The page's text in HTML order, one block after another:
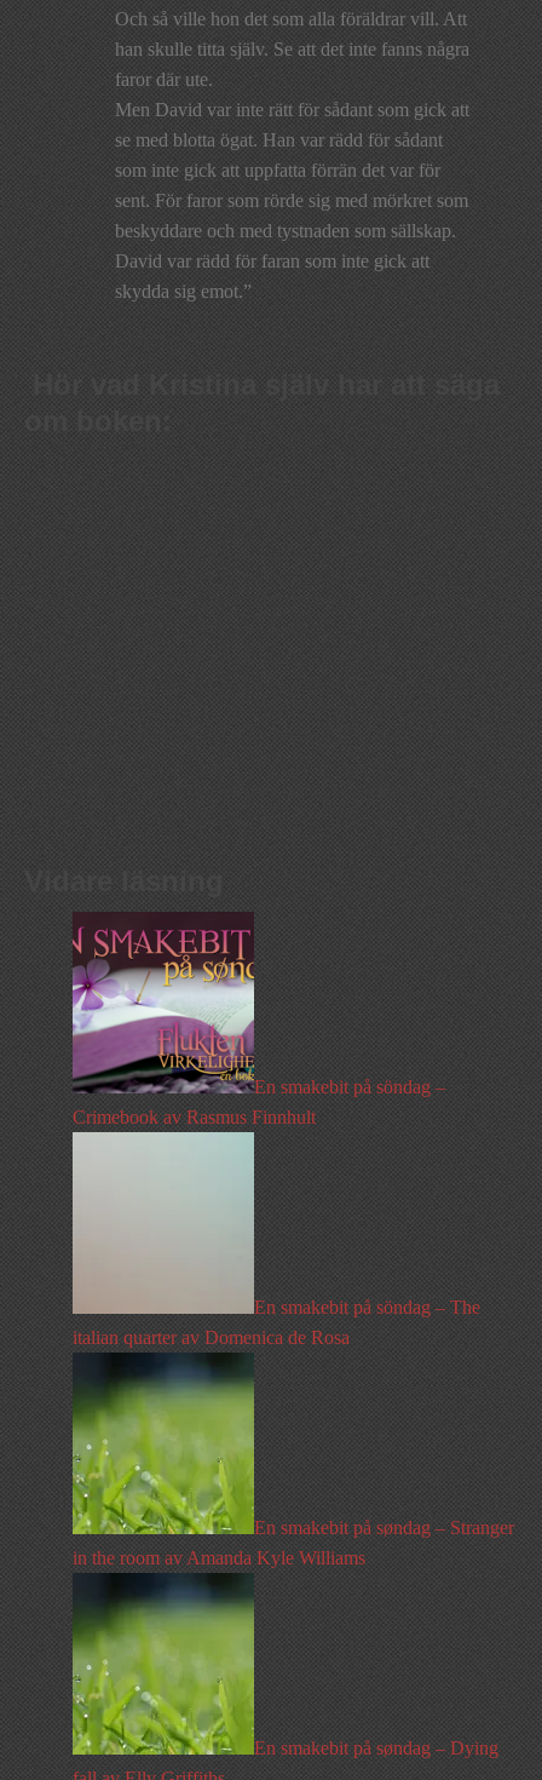
Och så ville hon det som alla föräldrar vill. Att
han skulle titta själv. Se att det inte fanns några
faror där ute.
Men David var inte rätt för sådant som gick att
se med blotta ögat. Han var rädd för sådant
som inte gick att uppfatta förrän det var för
sent. För faror som rörde sig med mörkret som
beskyddare och med tystnaden som sällskap.
David var rädd för faran som inte gick att
skydda sig emot.”
om boken:
Vidare läsning
En smakebit på söndag –
Crimebook av Rasmus Finnhult
En smakebit på söndag – The
italian quarter av Domenica de Rosa
En smakebit på søndag – Stranger
in the room av Amanda Kyle Williams
En smakebit på søndag – Dying